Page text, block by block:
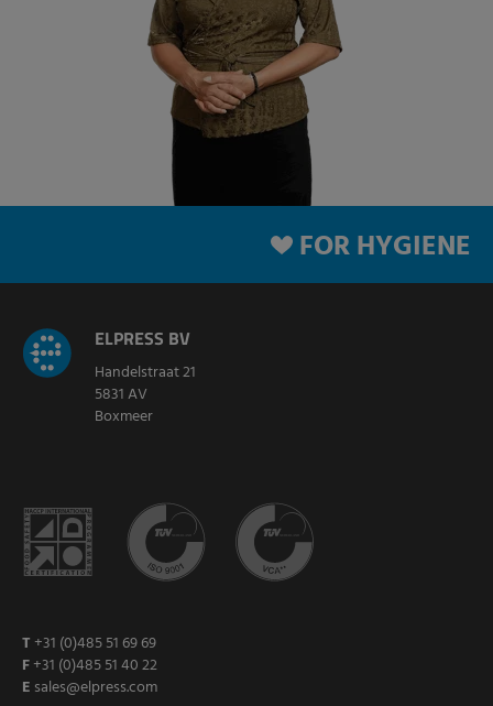
FOR HYGIENE
ELPRESS BV
Handelstraat 21
5831 AV
Boxmeer
T +31 (0)485 51 69 69
F+31 (0)485 51 40 22
E sales@elpress.com